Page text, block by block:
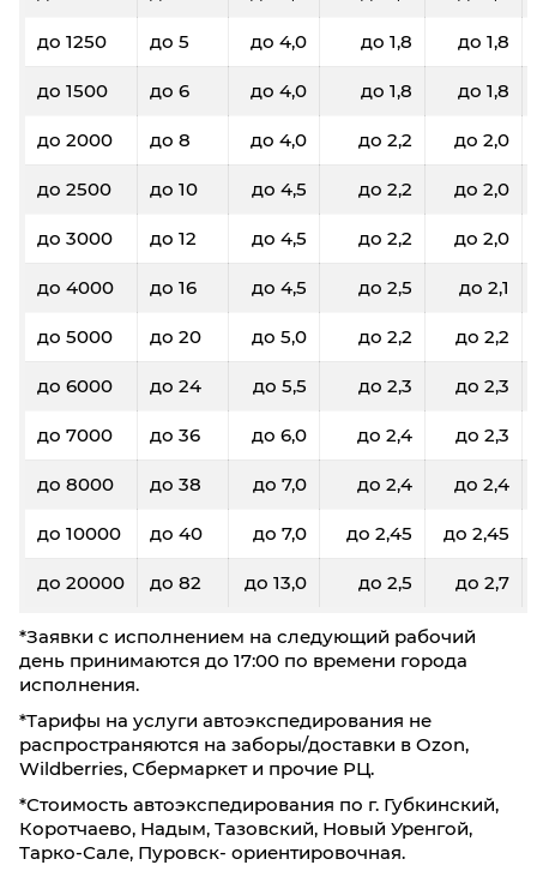
До 20 кг/ До 0,1 м³: 4100₽
До 40 кг/ До 0,19 м³: 4600₽
Тольятти Владивосток
60 100 200 300 500
36,4 35,6 35 34,3 33,7
0,3 0,4 0,8 1,2 2,0
9590 9420 9260 9090 8710
Фиксированные тарифы
До 5 кг/ До 0,03 м³: 4800₽
До 20 кг/ До 0,1 м³: 5200₽
До 40 кг/ До 0,19 м³: 5800₽
Тольятти Владимир
22,3 22,1 21,7 21,6
0,3 0,4 0,8 1,2
6060 6040 6020 6000
Фиксированные тарифы
До 5 кг/ До 0,03 м³: 640₽
до 1250 до 5 до 4,0 до 1,8 до 1,8
до 1500 до 6 до 4,0 до 1,8 до 1,8
до 2000 до 8 до 4,0 до 2,2 до 2,0
до 2500 до 10 до 4,5 до 2,2 до 2,0
до 3000 до 12 до 4,5 до 2,2 до 2,0
до 4000 до 16 до 4,5 до 2,5 до 2,1
до 5000 до 20 до 5,0 до 2,2 до 2,2
до 6000 до 24 до 5,5 до 2,3 до 2,3
до 7000 до 36 до 6,0 до 2,4 до 2,3
до 8000 до 38 до 7,0 до 2,4 до 2,4
до 10000 до 40 до 7,0 до 2,45 до 2,45
до 20000 до 82 до 13,0 до 2,5 до 2,7
*Заявки с исполнением на следующий рабочий
день принимаются до 17:00 по времени города
исполнения.
*Тарифы на услуги автоэкспедирования не
распространяются на заборы/доставки в Ozon,
Wildberries, Сбермаркет и прочие РЦ.
*Стоимость автоэкспедирования по г. Губкинский,
Коротчаево, Надым, Тазовский, Новый Уренгой,
Тарко-Сале, Пуровск- ориентировочная.